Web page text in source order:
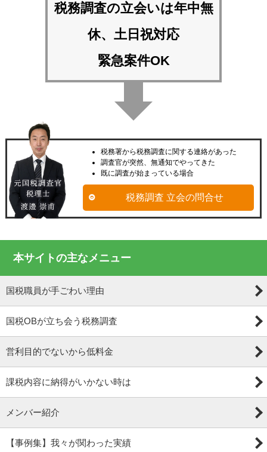
税務調査の立会いは年中無
休、土日祝対応
緊急案件OK
税務署から税務調査に関する連絡があった
調査官が突然、無通知でやってきた
既に調査が始まっている場合
税務調査 立会の問合せ
本サイトの主なメニュー
国税職員が手ごわい理由
国税OBが立ち会う税務調査
営利目的でないから低料金
課税内容に納得がいかない時は
メンバー紹介
【事例集】我々が関わった実績